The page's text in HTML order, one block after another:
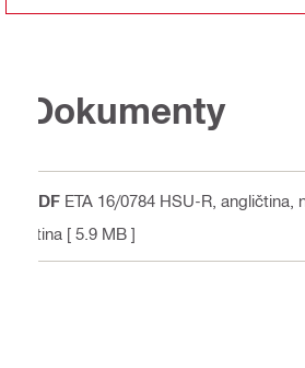
Dokumenty
PDF ETA 16/0784 HSU-R , angličtina,
ština [ 5.9 MB ]